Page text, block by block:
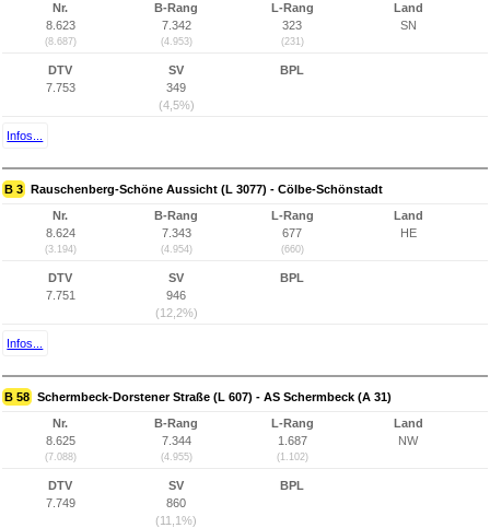
Nr.
8.623
(8.687)
B-Rang
7.342
(4.953)
L-Rang
323
(231)
Land
SN
DTV
7.753
SV
349
(4,5%)
BPL
Infos...
B 3 Rauschenberg-Schöne Aussicht (L 3077) - Cölbe-Schönstadt
Nr.
8.624
(3.194)
B-Rang
7.343
(4.954)
L-Rang
677
(660)
Land
HE
DTV
7.751
SV
946
(12,2%)
BPL
Infos...
B 58 Schermbeck-Dorstener Straße (L 607) - AS Schermbeck (A 31)
Nr.
8.625
(7.088)
B-Rang
7.344
(4.955)
L-Rang
1.687
(1.102)
Land
NW
DTV
7.749
SV
860
(11,1%)
BPL